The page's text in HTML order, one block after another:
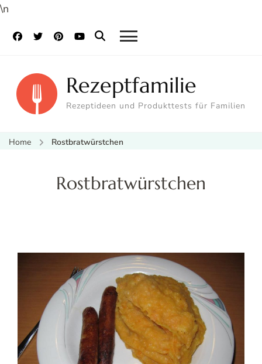
\n
Rezeptfamilie
Rezeptideen und Produkttests für Familien
Home Rostbratwürstchen
Rostbratwürstchen